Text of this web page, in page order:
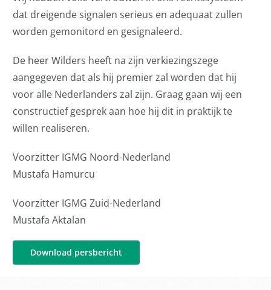
dat dreigende signalen serieus en adequaat zullen
worden gemonitord en gesignaleerd.
De heer Wilders heeft na zijn verkiezingszege
aangegeven dat als hij premier zal worden dat hij
voor alle Nederlanders zal zijn. Graag gaan wij een
constructief gesprek aan hoe hij dit in praktijk te
willen realiseren.
Voorzitter IGMG Noord-Nederland
Mustafa Hamurcu
Voorzitter IGMG Zuid-Nederland
Mustafa Aktalan
Download persbericht